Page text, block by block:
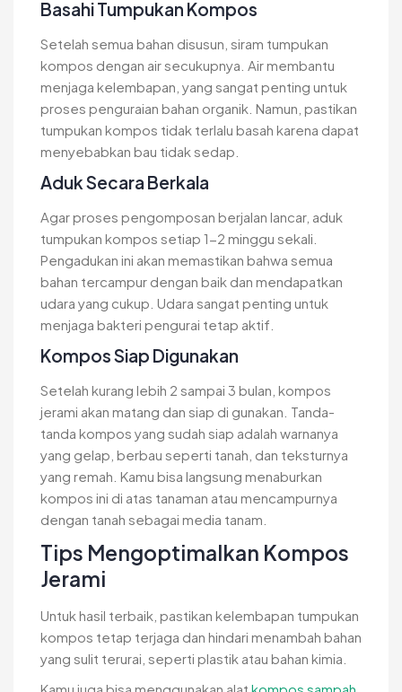
Basahi Tumpukan Kompos
Setelah semua bahan disusun, siram tumpukan
kompos dengan air secukupnya. Air membantu
menjaga kelembapan, yang sangat penting untuk
proses penguraian bahan organik. Namun, pastikan
tumpukan kompos tidak terlalu basah karena dapat
menyebabkan bau tidak sedap.
Aduk Secara Berkala
Agar proses pengomposan berjalan lancar, aduk
tumpukan kompos setiap 1-2 minggu sekali.
Pengadukan ini akan memastikan bahwa semua
bahan tercampur dengan baik dan mendapatkan
udara yang cukup. Udara sangat penting untuk
menjaga bakteri pengurai tetap aktif.
Kompos Siap Digunakan
Setelah kurang lebih 2 sampai 3 bulan, kompos
jerami akan matang dan siap di gunakan. Tanda-
tanda kompos yang sudah siap adalah warnanya
yang gelap, berbau seperti tanah, dan teksturnya
yang remah. Kamu bisa langsung menaburkan
kompos ini di atas tanaman atau mencampurnya
dengan tanah sebagai media tanam.
Tips Mengoptimalkan Kompos
Jerami
Untuk hasil terbaik, pastikan kelembapan tumpukan
kompos tetap terjaga dan hindari menambah bahan
yang sulit terurai, seperti plastik atau bahan kimia.